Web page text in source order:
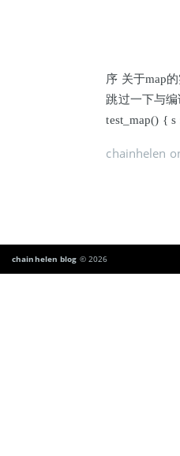
序 关于map
跳过一下与
test_map() { s
chainhelen
chainhelen blog © 2026